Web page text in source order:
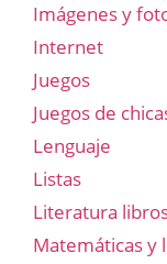
Imágenes y
Internet
Juegos
Juegos de
Lenguaje
Listas
Literatura
Matemáticas y